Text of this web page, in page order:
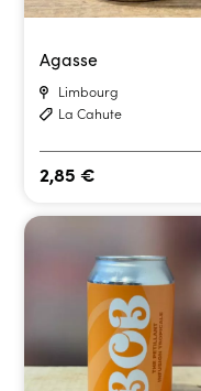
Agasse
Limbourg
La Cahute
2,85€